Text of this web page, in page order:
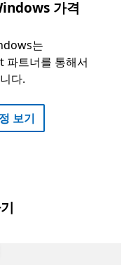
가격
는
트너를 통해서
다.
보기